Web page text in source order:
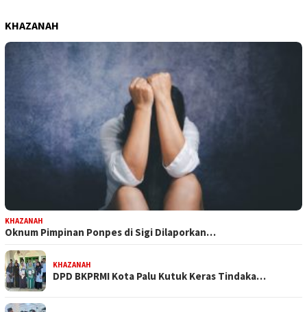
KHAZANAH
KHAZANAH
Oknum Pimpinan Ponpes di Sigi Dilaporkan…
KHAZANAH
DPD BKPRMI Kota Palu Kutuk Keras Tindaka…